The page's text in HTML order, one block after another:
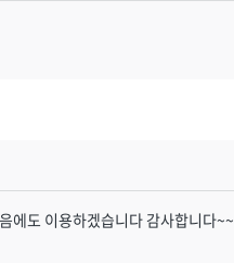
에도 이용하겠습니다 감사합니다~~